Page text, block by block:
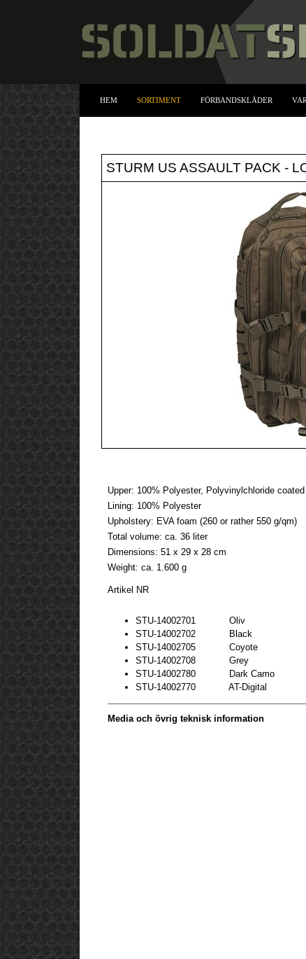
HEM SORTIMENT FÖRBANDSKLÄDER
STURM US ASSAULT PACK -
Upper: 100% Polyester, Polyvinylchloride coated
Lining: 100% Polyester
Upholstery: EVA foam (260 or rather 550 g/qm)
Total volume: ca. 36 liter
Dimensions: 51 x 29 x 28 cm
Weight: ca. 1.600 g
Artikel NR
STU-14002701 Oliv
STU-14002702 Black
STU-14002705 Coyote
STU-14002708 Grey
STU-14002780 Dark Camo
STU-14002770 AT-Digital
Media och övrig teknisk information